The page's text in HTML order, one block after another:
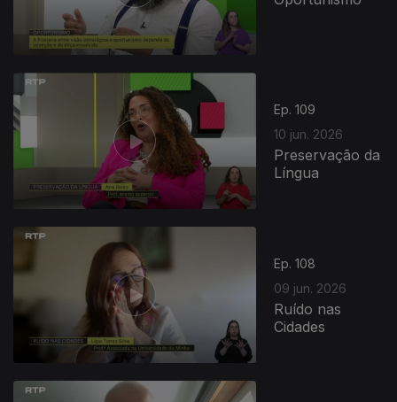
Ep. 109
10 jun. 2026
Preservação da
Língua
Ep. 108
09 jun. 2026
Ruído nas
Cidades